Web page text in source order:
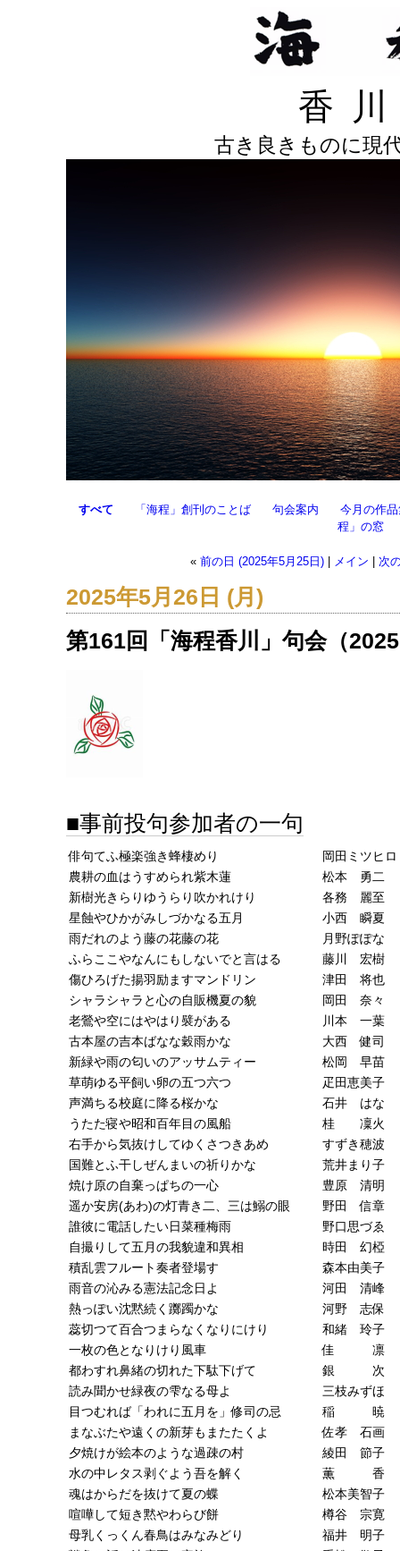
香
古き良きものに現
すべて 「海程」創刊のことば 句会案内
今月の作
程」の窓
«前の日 (2025年5月25日) メイン |次
2025年5月26日 (月)
第161回「海程香川」句会（
事前投句参加者の一句
俳句てふ極楽強き蜂棲めり
岡田ミツヒロ
農耕の血はうすめられ紫木蓮
松本 勇二
新樹光きらりゆうらり吹かれけり
各務 麗至
星蝕やひかがみしづかなる五月
小西 瞬夏
雨だれのよう藤の花藤の花
月野ぽぽな
ふらここやなんにもしないでと言はる
藤川 宏樹
傷ひろげた揚羽励ますマンドリン
津田 将也
シャラシャラと心の自販機夏の貌
岡田 奈々
老鶯や空にはやはり襞がある
川本 一葉
古本屋の吉本ばなな穀雨かな
大西 健司
新緑や雨の匂いのアッサムティー
松岡 早苗
草萌ゆる平飼い卵の五つ六つ
疋田恵美子
声満ちる校庭に降る桜かな
石井 はな
うたた寝や昭和百年目の風船
桂 凜火
右手から気抜けしてゆくさつきあめ
すずき穂波
国難とふ干しぜんまいの祈りかな
荒井まり子
焼け原の自棄っぱちの一心
豊原 清明
遥か安房(あわ)の灯青き二、三は鰯の眼
野田 信章
誰彼に電話したい日菜種梅雨
野口思づゑ
自撮りして五月の我貌違和異相
時田 幻椏
積乱雲フルート奏者登場す
森本由美子
雨音の沁みる憲法記念日よ
河田 清峰
熱っぽい沈黙続く躑躅かな
河野 志保
蕊切つて百合つまらなくなりにけり
和緒 玲子
一枚の色となりけり風車
佳 凛
都わすれ鼻緒の切れた下駄下げて
銀 次
読み聞かせ緑夜の雫なる母よ
三枝みずほ
目つむれば「われに五月を」修司の忌
稲 暁
まなぶたや遠くの新芽もまたたくよ
佐孝 石画
夕焼けが絵本のような過疎の村
綾田 節子
水の中レタス剥ぐよう吾を解く
薫 香
魂はからだを抜けて夏の蝶
松本美智子
喧嘩して短き黙やわらび餅
樽谷 宗寛
母乳くっくん春鳥はみなみどり
福井 明子